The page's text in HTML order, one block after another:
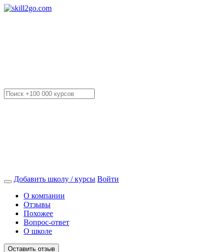
Добавить школу / курсы Войти
О компании
Отзывы
Похожее
Вопрос-ответ
О школе
Оставить отзыв